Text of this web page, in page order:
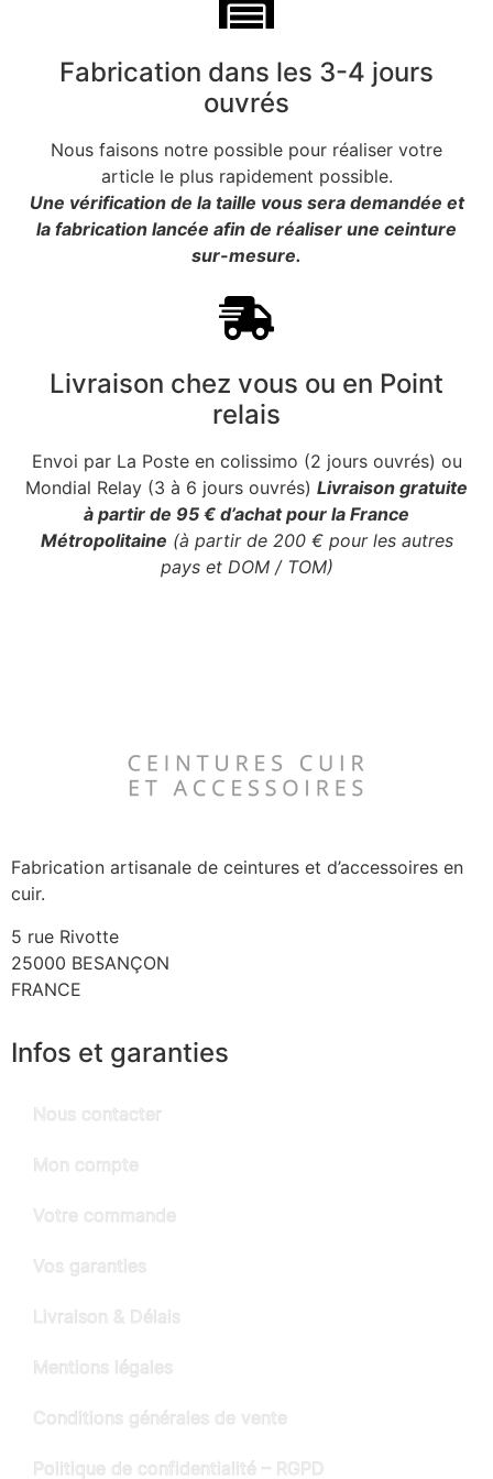
Fabrication dans les 3-4 jours
ouvrés
Nous faisons notre possible pour réaliser votre
article le plus rapidement possible.
Une vérification de la taille vous sera demandée et
la fabrication lancée afin de réaliser une ceinture
sur-mesure.
Livraison chez vous ou en Point
relais
Envoi par La Poste en colissimo (2 jours ouvrés) ou
Mondial Relay (3 à 6 jours ouvrés) Livraison gratuite
à partir de 95 € d’achat pour la France
Métropolitaine (à partir de 200 € pour les autres
pays et DOM / TOM)
Fabrication artisanale de ceintures et d’accessoires en
cuir.
5 rue Rivotte
25000 BESANÇON
FRANCE
Infos et garanties
Nous contacter
Mon compte
Votre commande
Vos garanties
Livraison & Délais
Mentions légales
Conditions générales de vente
Politique de confidentialité – RGPD